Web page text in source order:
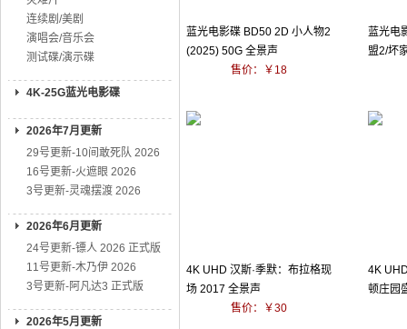
连续剧/美剧
演唱会/音乐会
测试碟/演示碟
4K-25G蓝光电影碟
2026年7月更新
29号更新-10间敢死队 2026
16号更新-火遮眼 2026
3号更新-灵魂摆渡 2026
2026年6月更新
24号更新-镖人 2026 正式版
11号更新-木乃伊 2026
3号更新-阿凡达3 正式版
2026年5月更新
蓝光电影碟 BD50 2D 小人物2
(2025) 50G 全景声
售价：￥18
蓝光电
盟2/坏
4K UHD 汉斯·季默：布拉格现
场 2017 全景声
售价：￥30
4K
顿庄园